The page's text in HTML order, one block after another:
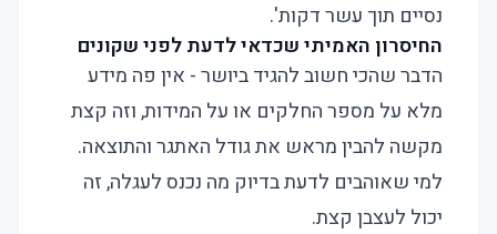
נסיים תוך עשר דקות'.
החיסרון האמיתי שכדאי לדעת לפני שקונים
הדבר שהכי חשוב להגיד ביושר - אין פה מידע
מלא על מספר החלקים או על המידות, וזה קצת
מקשה להבין מראש את גודל האתגר והתוצאה.
למי שאוהבים לדעת בדיוק מה נכנס לעגלה, זה
יכול לעצבן קצת.